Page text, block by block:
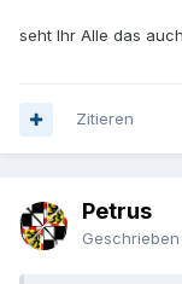
seht Ihr Alle das
Zitieren
Petrus
Geschrieben